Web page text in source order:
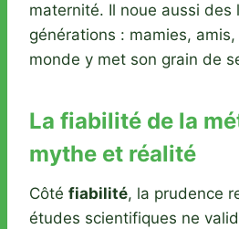
maternité. Il noue aussi des
générations : mamies,
monde y met son grain de
La fiabilité de la
mythe et réalité
Côté fiabilité, la prudence
études scientifiques ne